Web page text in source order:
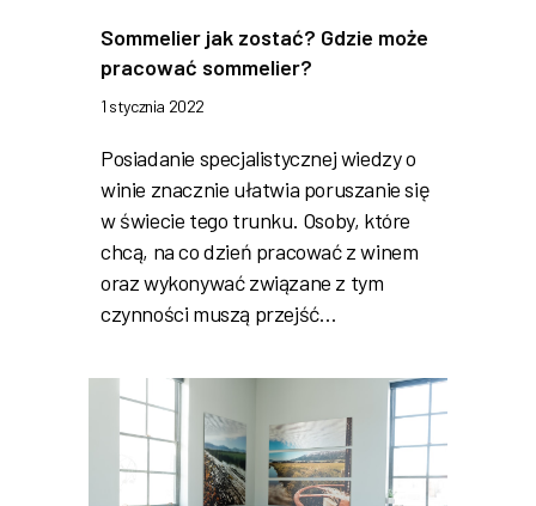
Sommelier jak zostać? Gdzie może
pracować sommelier?
1 stycznia 2022
Posiadanie specjalistycznej wiedzy o
winie znacznie ułatwia poruszanie się
w świecie tego trunku. Osoby, które
chcą, na co dzień pracować z winem
oraz wykonywać związane z tym
czynności muszą przejść…